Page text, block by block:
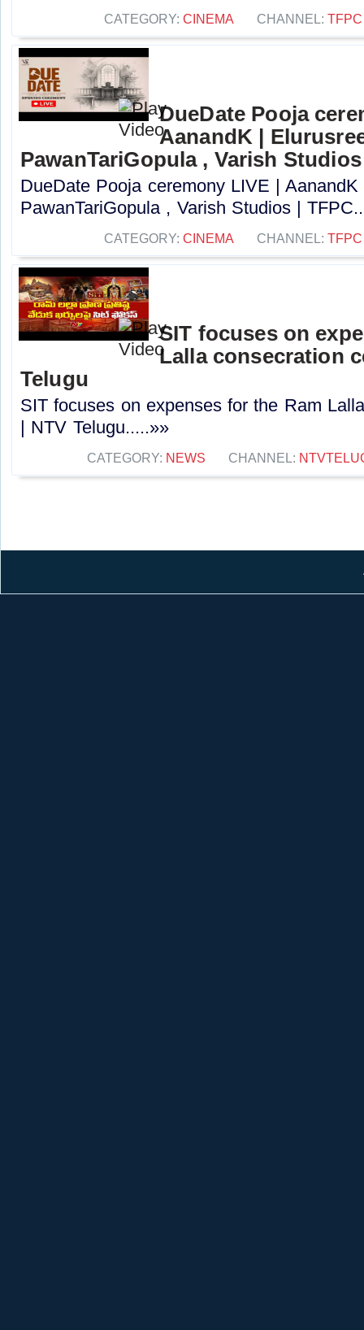
CATEGORY: CINEMA CHANNEL: TFPC
DueDate Pooja
AanandK |
PawanTariGopula , Varish
DueDate Pooja ceremony LIVE |
PawanTariGopula , Varish Studios |
CATEGORY: CINEMA CHANNEL: TFPC
SIT focuses on
Lalla consecration
Telugu
SIT focuses on expenses for the Ram
| NTV Telugu.....»»
CATEGORY: NEWS CHANNEL: